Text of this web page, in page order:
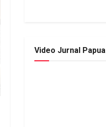
Video Jurnal Papua